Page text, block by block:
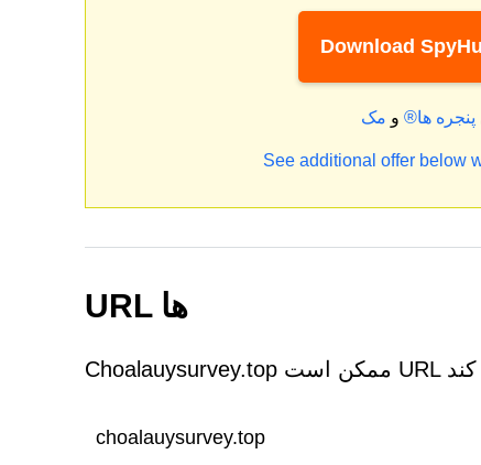
Download
پنجره ها® و
See additional offer below
URL ها
choalauysurvey.top